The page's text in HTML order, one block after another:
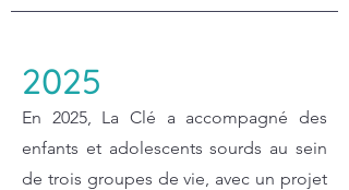
2025
En 2025, La Clé a accompagné des
enfants et adolescents sourds au sein
de trois groupes de vie, avec un projet